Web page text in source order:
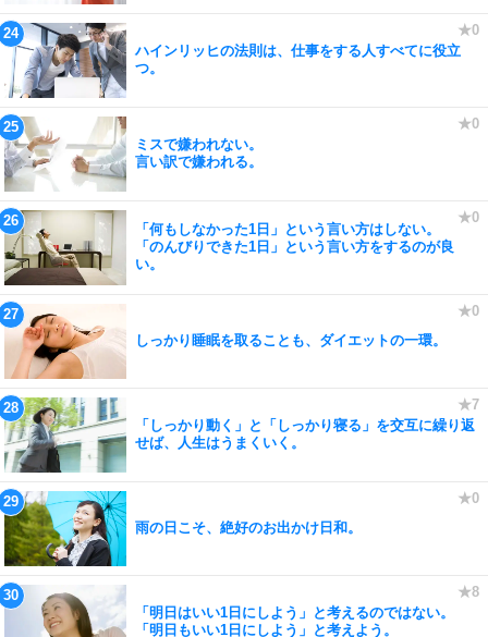
ハインリッヒの法則は、仕事をする人すべてに役立
つ。
ミスで嫌われない。
言い訳で嫌われる。
「何もしなかった1日」という言い方はしない。
「のんびりできた1日」という言い方をするのが良
い。
しっかり睡眠を取ることも、ダイエットの一環。
「しっかり動く」と「しっかり寝る」を交互に繰り返
せば、人生はうまくいく。
雨の日こそ、絶好のお出かけ日和。
「明日はいい1日にしよう」と考えるのではない。
「明日もいい1日にしよう」と考えよう。